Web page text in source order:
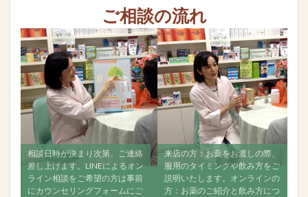
ご相談の流れ
相談日時が決まり次第、ご連絡
差し上げます。LINEによるオン
ライン相談をご希望の方は事前
にカウンセリングフォームにご
来店の方：お薬をお渡しの際、
服用のタイミングや飲み方をご
説明いたします。オンラインの
方：お薬のご紹介と飲み方につ